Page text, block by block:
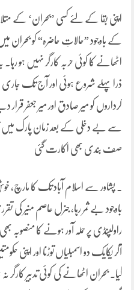
اپنی بقا کے لئے کسی ’بحران‘ کے
کے باوجود ”حالاتِ حاضرہ“ کو بحران
ذرا پہلے شروع ہوئی اور آج تک جاری
کرداروں کو میر صادق اور میر جعفر قرار
سے بے دخلی کے بعد زمان پارک میں
صف بندی بھی اکارت گئی
۔ پشاور سے اسلام آباد تک کا مارچ،
راولپنڈی پر حملہ آور ہونے کا منصوبہ
آکر یکایک دو اسمبلیاں توڑنا اور اپنی
گیا۔ بحران اٹھانے کی کوئی تدبیر